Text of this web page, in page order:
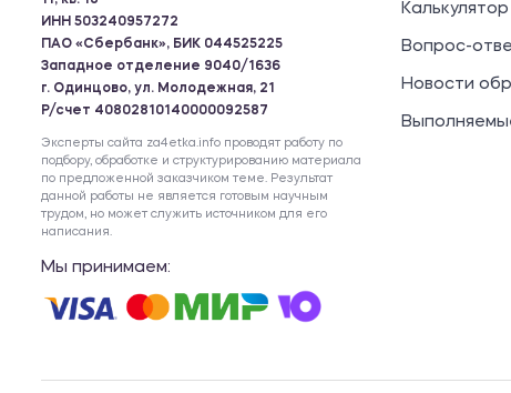
ИНН 503240957272
ПАО «Сбербанк», БИК 044525225
Западное отделение 9040/1636
г. Одинцово, ул. Молодежная, 21
Р/счет 40802810140000092587
Эксперты сайта za4etka.info проводят работу по
подбору, обработке и структурированию материала
по предложенной заказчиком теме. Результат
данной работы не является готовым научным
трудом, но может служить источником для его
написания.
Мы принимаем:
Калькулятор
Вопрос-
Новости